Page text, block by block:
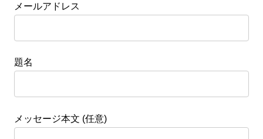
メールアドレス
題名
メッセージ本文 (任意)